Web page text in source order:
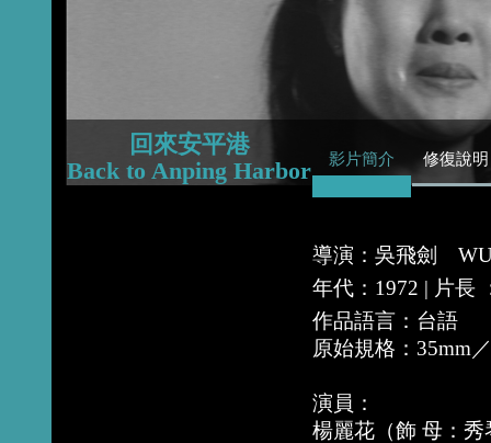
回來安平港
Back to Anping Harbor
影片簡介 修復說明
導演：吳飛劍 WU
年代：1972 | 片長
作品語言：台語
原始規格：35mm
演員：
楊麗花（飾 母：